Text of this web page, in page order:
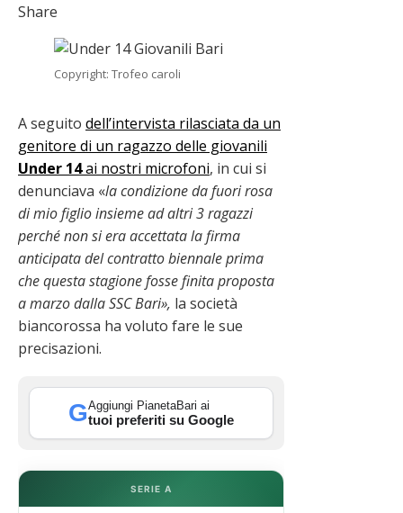
Share
Copyright: Trofeo caroli
A seguito dell’intervista rilasciata da un
genitore di un ragazzo delle giovanili
Under 14ai nostri microfoni, in cui si
denunciava «la condizione dafuori rosa
di mio figlio insieme ad altri 3 ragazzi
perché non si era accettata la firma
anticipata del contratto biennale prima
che questa stagione fosse finita proposta
a marzo dalla SSC Bari», la società
biancorossa ha voluto fare le sue
precisazioni.
GAggiungi PianetaBari ai
tuoi preferiti su Google
SERIE A